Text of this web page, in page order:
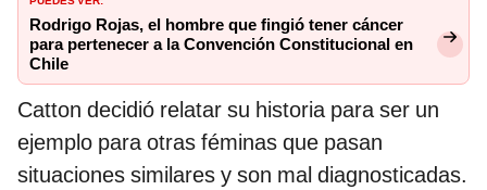
Rodrigo Rojas, el hombre que fingió tener cáncer
para pertenecer a la Convención Constitucional en
Chile
Catton decidió relatar su historia para ser un
ejemplo para otras féminas que pasan
situaciones similares y son mal diagnosticadas.